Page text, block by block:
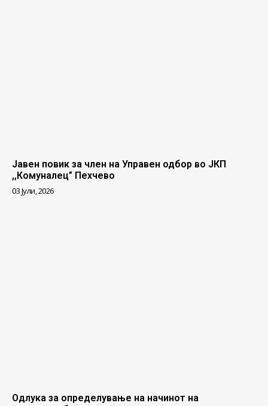
Јавен повик за член на Управен одбор во ЈКП
,,Комуналец” Пехчево
03 Јули, 2026
Одлука за определување на начинот на